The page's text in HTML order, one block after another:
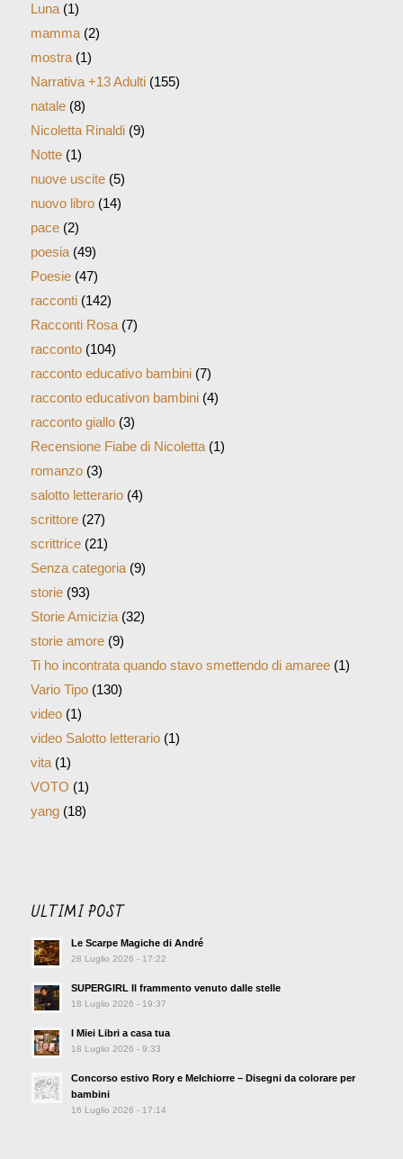
Luna(1)
mamma(2)
mostra(1)
Narrativa +13 Adulti(155)
natale(8)
Nicoletta Rinaldi(9)
Notte(1)
nuove uscite(5)
nuovo libro(14)
pace(2)
poesia(49)
Poesie(47)
racconti(142)
Racconti Rosa(7)
racconto(104)
racconto educativo bambini(7)
racconto educativon bambini(4)
racconto giallo(3)
Recensione Fiabe di Nicoletta(1)
romanzo(3)
salotto letterario(4)
scrittore(27)
scrittrice(21)
Senza categoria(9)
storie(93)
Storie Amicizia(32)
storie amore(9)
Ti ho incontrata quando stavo smettendo di amaree(1)
Vario Tipo(130)
video(1)
video Salotto letterario(1)
vita(1)
VOTO (1)
yang(18)
ULTIMI POST
Le Scarpe Magiche di André
28 Luglio 2026 - 17:22
SUPERGIRL Il frammento venuto dalle stelle
18 Luglio 2026 - 19:37
I Miei Libri a casa tua
18 Luglio 2026 - 9:33
Concorso estivo Rory e Melchiorre – Disegni da colorare per
bambini
16 Luglio 2026 - 17:14